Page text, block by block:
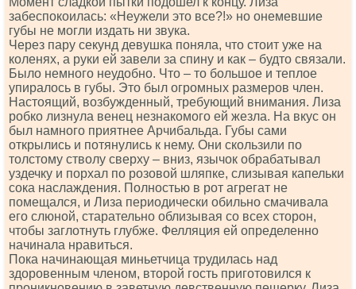
забеспокоилась: «Неужели это все?!» но онемевшие
губы не могли издать ни звука.
Через пару секунд девушка поняла, что стоит уже на
коленях, а руки ей завели за спину и как – будто связали.
Было немного неудобно. Что – то большое и теплое
упиралось в губы. Это был огромных размеров член.
Настоящий, возбужденный, требующий внимания. Лиза
робко лизнула венец незнакомого ей жезла. На вкус он
был намного приятнее Арчибальда. Губы сами
открылись и потянулись к нему. Они скользили по
толстому стволу сверху – вниз, язычок обрабатывал
уздечку и порхал по розовой шляпке, слизывая капельки
сока наслаждения. Полностью в рот агрегат не
помещался, и Лиза периодически обильно смачивала
его слюной, старательно облизывая со всех сторон,
чтобы заглотнуть глубже. Фелляция ей определенно
начинала нравиться.
Пока начинающая миньетчица трудилась над
здоровенным членом, второй гость приготовился к